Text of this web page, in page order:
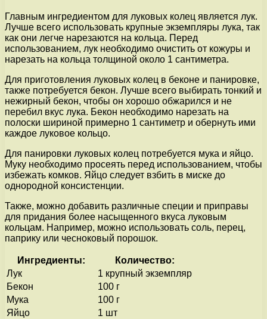
Главным ингредиентом для луковых колец является лук.
Лучше всего использовать крупные экземпляры лука, так
как они легче нарезаются на кольца. Перед
использованием, лук необходимо очистить от кожуры и
нарезать на кольца толщиной около 1 сантиметра.
Для приготовления луковых колец в беконе и панировке,
также потребуется бекон. Лучше всего выбирать тонкий и
нежирный бекон, чтобы он хорошо обжарился и не
перебил вкус лука. Бекон необходимо нарезать на
полоски шириной примерно 1 сантиметр и обернуть ими
каждое луковое кольцо.
Для панировки луковых колец потребуется мука и яйцо.
Муку необходимо просеять перед использованием, чтобы
избежать комков. Яйцо следует взбить в миске до
однородной консистенции.
Также, можно добавить различные специи и приправы
для придания более насыщенного вкуса луковым
кольцам. Например, можно использовать соль, перец,
паприку или чесноковый порошок.
Ингредиенты:
Количество:
Лук
1 крупный экземпляр
Бекон
100 г
Мука
100 г
Яйцо
1 шт